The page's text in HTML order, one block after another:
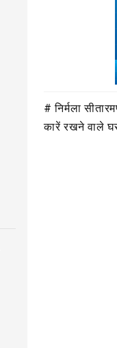
# निर्मला
कारें रखने वाले